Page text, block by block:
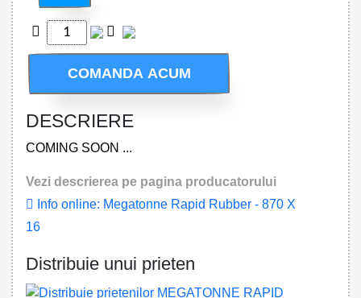
COMANDA ACUM
DESCRIERE
COMING SOON ...
Vezi descrierea pe pagina producatorului
Info online: Megatonne Rapid Rubber - 870 X
16
Distribuie unui prieten